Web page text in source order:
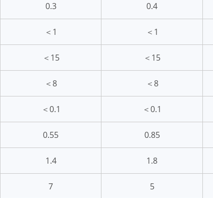
0.3 0.4
＜1 ＜1
＜15 ＜15
＜8 ＜8
＜0.1 ＜0.1
0.55 0.85
1.4 1.8
7 5